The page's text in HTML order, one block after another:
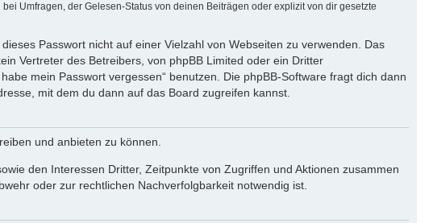
Umfragen, der Gelesen-Status von deinen Beiträgen oder explizit von dir gesetzte
Passwort nicht auf einer Vielzahl von Webseiten zu verwenden. Das
Vertreter des Betreibers, von phpBB Limited oder ein Dritter
mein Passwort vergessen“ benutzen. Die phpBB-Software fragt dich dann
mit dem du dann auf das Board zugreifen kannst.
und anbieten zu können.
den Interessen Dritter, Zeitpunkte von Zugriffen und Aktionen zusammen
oder zur rechtlichen Nachverfolgbarkeit notwendig ist.